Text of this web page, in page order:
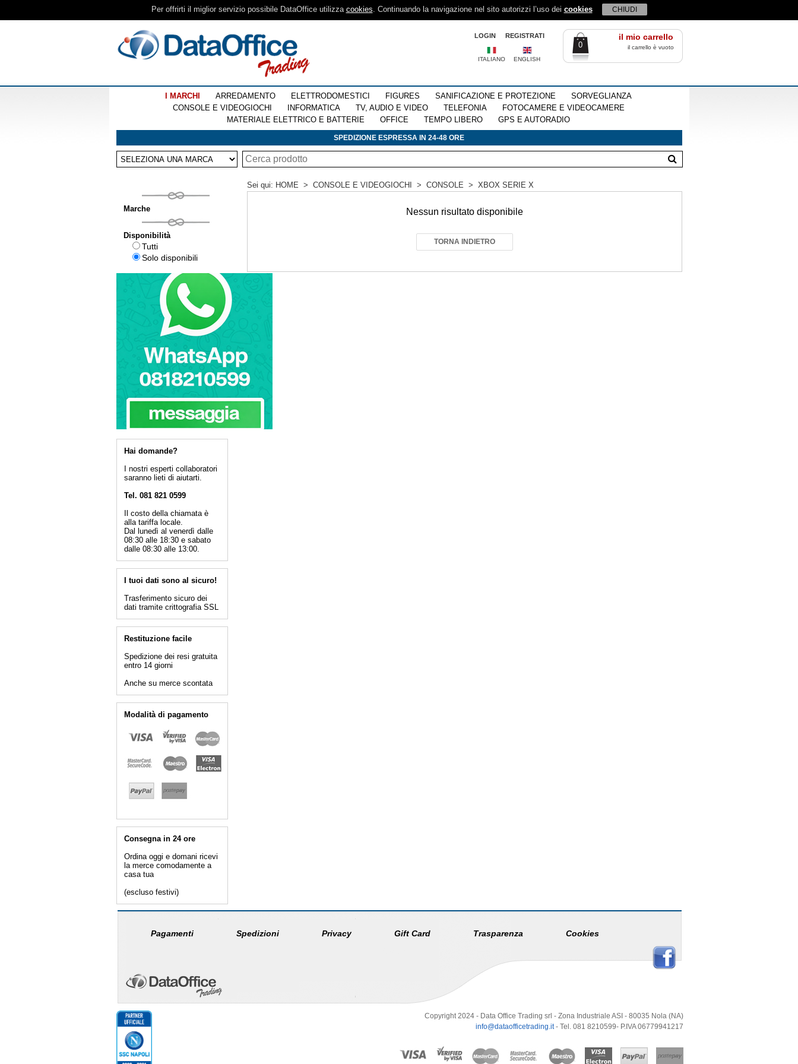
Per offrirti il miglior servizio possibile DataOffice utilizza cookies. Continuando la navigazione nel sito autorizzi l’uso dei cookies CHIUDI
il mio carrello
0 il carrello è vuoto
REGISTRATI
LOGIN
ITALIANO ENGLISH
I MARCHI ARREDAMENTO ELETTRODOMESTICI FIGURES SANIFICAZIONE E PROTEZIONE
SORVEGLIANZA
CONSOLE E VIDEOGIOCHI
INFORMATICA TV, AUDIO E VIDEO TELEFONIA
FOTOCAMERE E VIDEOCAMERE
MATERIALE ELETTRICO E BATTERIE
OFFICE TEMPO LIBERO GPS E AUTORADIO
SPEDIZIONE ESPRESSA IN 24-48 ORE
Marche
Disponibilità
Tutti
Solo disponibili
Hai domande?
I nostri esperti collaboratori
saranno lieti di aiutarti.
Tel. 081 821 0599
Il costo della chiamata è
alla tariffa locale.
Dal lunedì al venerdì dalle
08:30 alle 18:30 e sabato
dalle 08:30 alle 13:00.
I tuoi dati sono al sicuro!
Trasferimento sicuro dei
dati tramite crittografia SSL
Restituzione facile
Spedizione dei resi gratuita
entro 14 giorni
Anche su merce scontata
Modalità di pagamento
Consegna in 24 ore
Ordina oggi e domani ricevi
la merce comodamente a
casa tua
(escluso festivi)
Sei qui: HOME > CONSOLE E VIDEOGIOCHI > CONSOLE > XBOX SERIE X
Nessun risultato disponibile
TORNA INDIETRO
Pagamenti Spedizioni Privacy Gift Card Trasparenza Cookies
Copyright 2024 - Data Office Trading srl - Zona Industriale ASI - 80035 Nola (NA)
info@dataofficetrading.it- Tel. 081 8210599- P.IVA 06779941217